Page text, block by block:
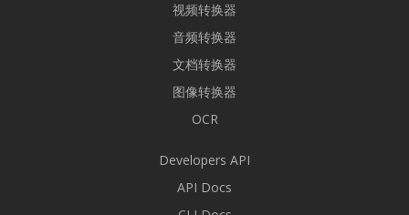
视频转换器
音频转换器
文档转换器
图像转换器
OCR
Developers API
API Docs